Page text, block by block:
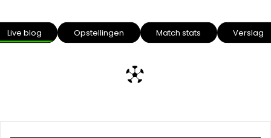
Intro text
Live blog Opstellingen Match stats Verslag